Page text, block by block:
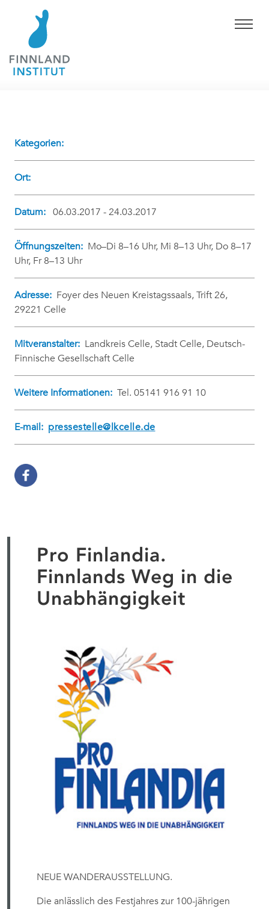
Kategorien:
Ort:
Datum: 06.03.2017 - 24.03.2017
Öffnungszeiten: Mo–Di 8–16 Uhr, Mi 8–13 Uhr, Do 8–17
Uhr, Fr 8–13 Uhr
Adresse: Foyer des Neuen Kreistagssaals, Trift 26,
29221 Celle
Mitveranstalter: Landkreis Celle, Stadt Celle, Deutsch-
Finnische Gesellschaft Celle
Weitere Informationen: Tel. 05141 916 91 10
E-mail: pressestelle@lkcelle.de
Pro Finlandia.
Finnlands Weg in die
Unabhängigkeit
NEUE WANDERAUSSTELLUNG.
Die anlässlich des Festjahres zur 100-jährigen